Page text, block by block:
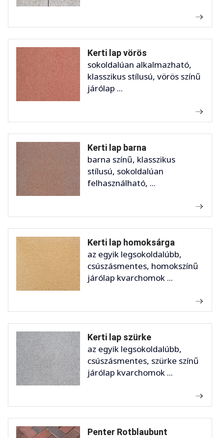
Kerti lap vörös
sokoldalúan alkalmazható,
klasszikus stílusú, vörös színű
járólap ...
Kerti lap barna
barna színű, klasszikus
stílusú, sokoldalúan
felhasználható, ...
Kerti lap homoksárga
az egyik legsokoldalúbb,
csúszásmentes, homokszínű
járólap kvarchomok ...
Kerti lap szürke
az egyik legsokoldalúbb,
csúszásmentes, szürke színű
járólap kvarchomok ...
Penter Rotblaubunt